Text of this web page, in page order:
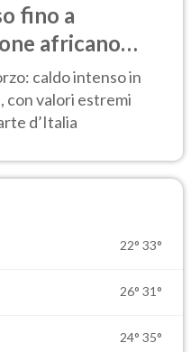
fino a
africano
caldo intenso in
con valori estremi
d’Italia
22° 33°
26° 31°
24° 35°